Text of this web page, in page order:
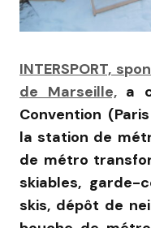
INTERSPORT,
de Marseille,a
Convention
la station de
de métro
skiables, garde-
skis, dépôt de